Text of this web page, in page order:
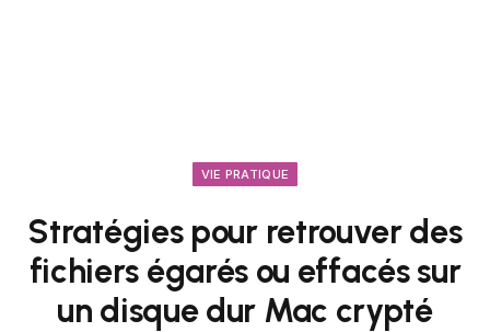
VIE PRATIQUE
Stratégies pour retrouver des
fichiers égarés ou effacés sur
un disque dur Mac crypté